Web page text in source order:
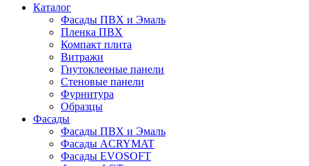
Каталог
Фасады ПВХ и Эмаль
Пленка ПВХ
Компакт плита
Витражи
Гнутоклееные панели
Стеновые панели
Фурнитура
Образцы
Фасады
Фасады ПВХ и Эмаль
Фасады ACRYMAT
Фасады EVOSOFT